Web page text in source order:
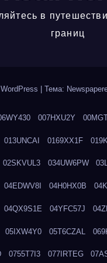
в
границ
Тема:
007HXU2Y
013UNCAI 0169XX1F
02SKVUL3 034UW6PW
04EDWV8I 04H0HX0B
04QX9S1E 04YFC57J
05IXW4Y0 05T6CZAL
0755T7I3 077IRTEG